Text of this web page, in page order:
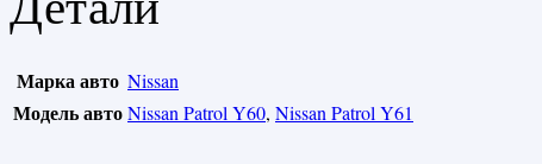
Марка авто Nissan
Модель автоNissan Patrol Y60, Nissan Patrol Y61